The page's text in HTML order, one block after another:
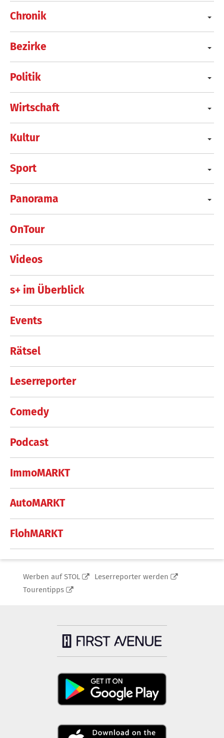
Chronik
Bezirke
Politik
Wirtschaft
Kultur
Sport
Panorama
OnTour
Videos
s+ im Überblick
Events
Rätsel
Leserreporter
Comedy
Podcast
ImmoMARKT
AutoMARKT
FlohMARKT
Werben auf STOL
Leserreporter werden
Tourentipps